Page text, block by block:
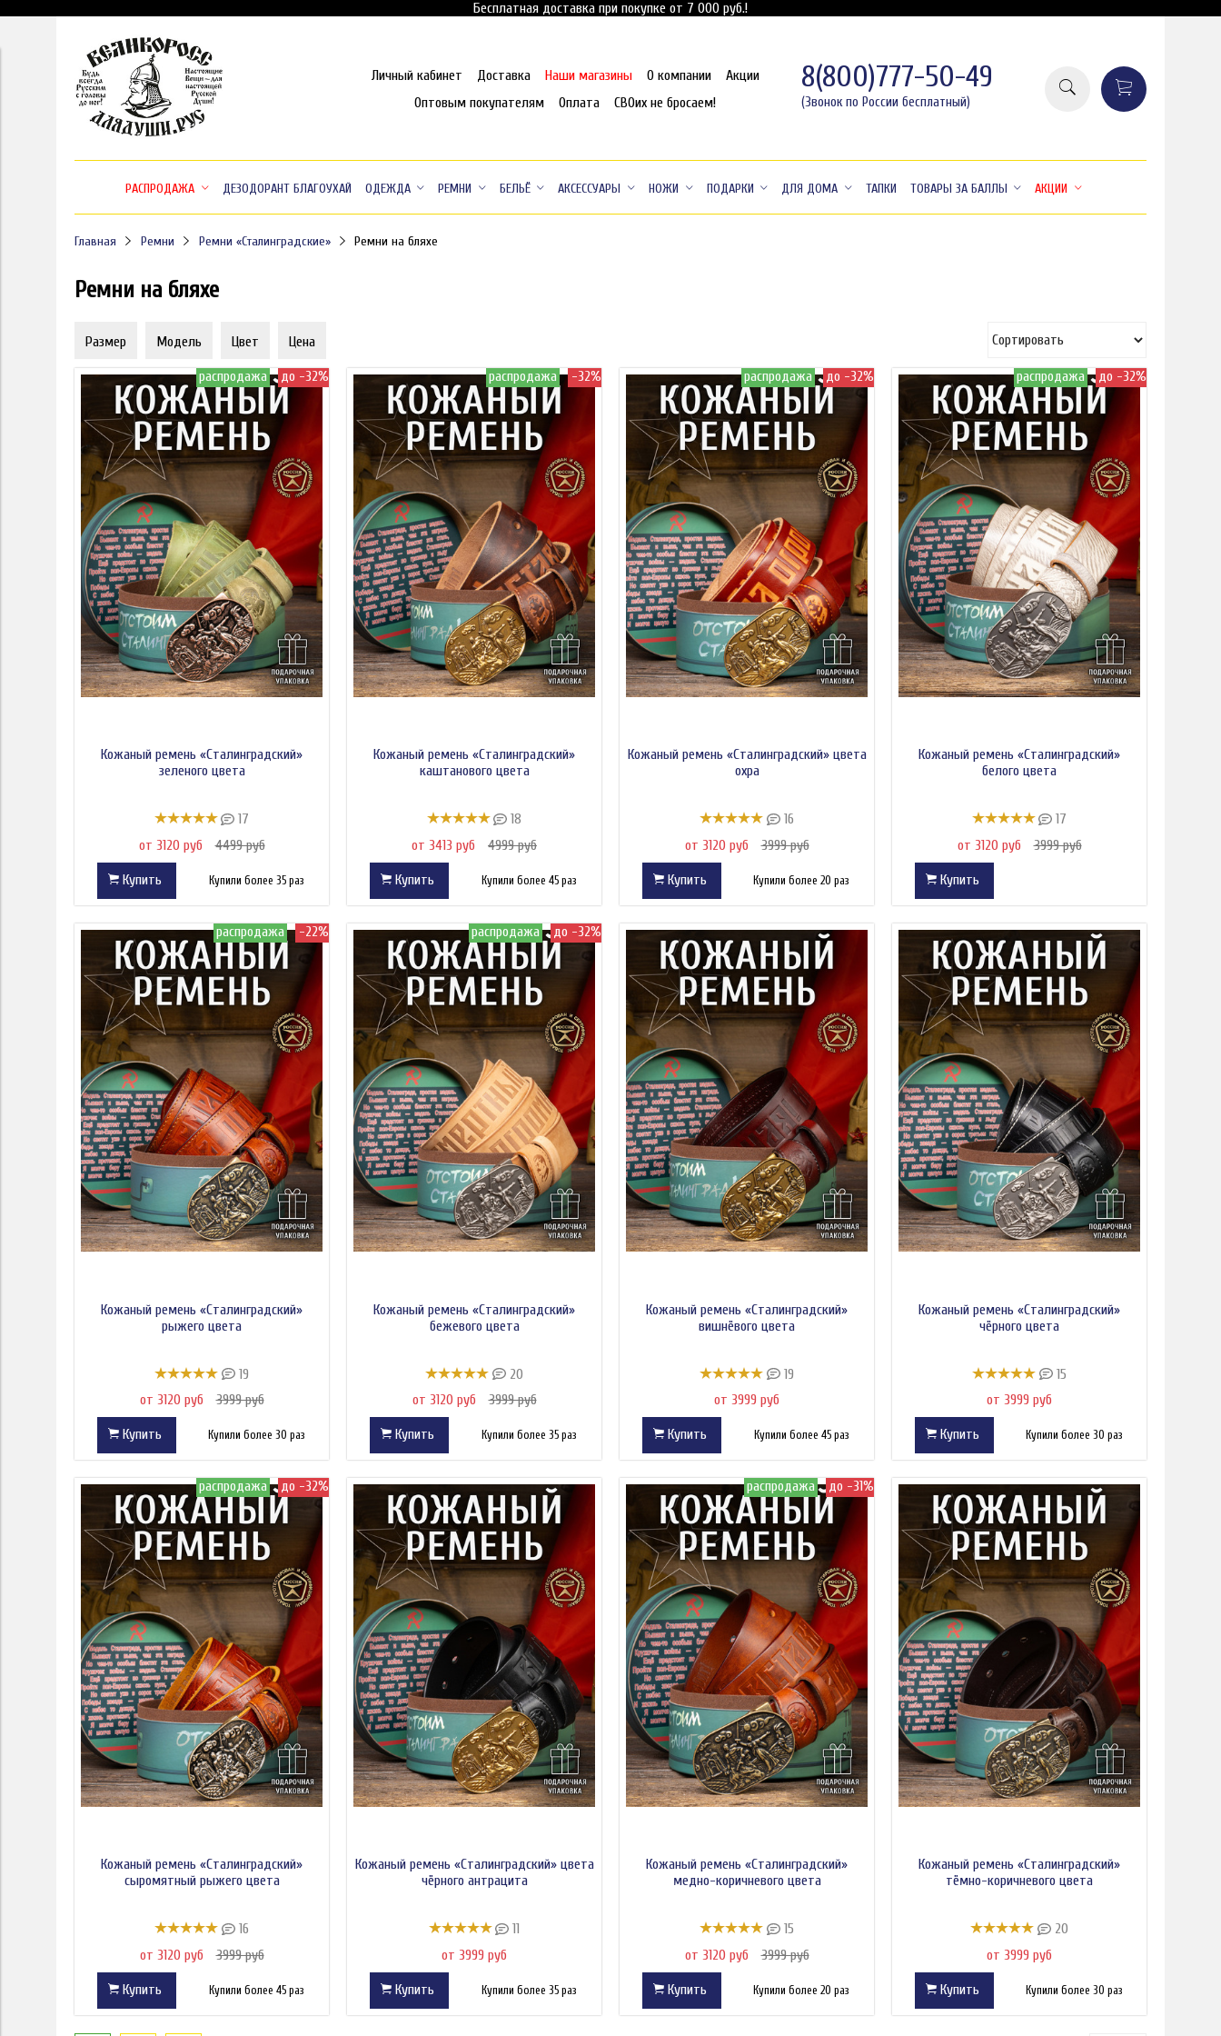
Бесплатная доставка при покупке от 7 000 руб.!
Личный кабинет Доставка Наши магазины О компании
Акции
Оптовым покупателям
Оплата СВОих не бросаем!
8(800)777-50-49
(Звонок по России бесплатный)
РАСПРОДАЖА ДЕЗОДОРАНТ БЛАГОУХАЙ ОДЕЖДА РЕМНИ БЕЛЬЁ АКСЕССУАРЫ НОЖИ ПОДАРКИ ДЛЯ ДОМА ТАПКИ ТОВАРЫ ЗА БАЛЛЫ АКЦИИ
Главная Ремни Ремни «Сталинградские» Ремни на бляхе
Ремни на бляхе
Размер Модель Цвет Цена
распродажа до -32%
Кожаный ремень «Сталинградский»
зеленого цвета
17
от 3120 руб
4499 руб
Купить Купили более 35 раз
распродажа -32%
Кожаный ремень «Сталинградский»
каштанового цвета
18
от 3413 руб
4999 руб
Купить Купили более 45 раз
распродажа до -32%
Кожаный ремень «Сталинградский» цвета
охра
16
от 3120 руб
3999 руб
Купить Купили более 20 раз
распродажа до -32%
Кожаный ремень «Сталинградский»
белого цвета
17
от 3120 руб
3999 руб
Купить
распродажа -22%
Кожаный ремень «Сталинградский»
рыжего цвета
19
от 3120 руб
3999 руб
Купить Купили более 30 раз
распродажа до -32%
Кожаный ремень «Сталинградский»
бежевого цвета
20
от 3120 руб
3999 руб
Купить Купили более 35 раз
Кожаный ремень «Сталинградский»
вишнёвого цвета
19
от 3999 руб
Купить Купили более 45 раз
Кожаный ремень «Сталинградский»
чёрного цвета
15
от 3999 руб
Купить Купили более 30 раз
распродажа до -32%
Кожаный ремень «Сталинградский»
сыромятный рыжего цвета
16
от 3120 руб
3999 руб
Купить Купили более 45 раз
Кожаный ремень «Сталинградский» цвета
чёрного антрацита
11
от 3999 руб
Купить Купили более 35 раз
распродажа до -31%
Кожаный ремень «Сталинградский»
медно-коричневого цвета
15
от 3120 руб
3999 руб
Купить Купили более 20 раз
Кожаный ремень «Сталинградский»
тёмно-коричневого цвета
20
от 3999 руб
Купить Купили более 30 раз